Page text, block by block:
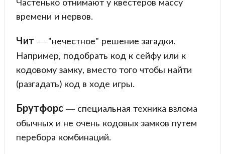
времени и нервов.
Чит — "нечестное" решение загадки.
Например, подобрать код к сейфу или к
кодовому замку, вместо того чтобы найти
(разгадать) код в ходе игры.
Брутфорс— специальная техника взлома
обычных и не очень кодовых замков путем
перебора комбинаций.